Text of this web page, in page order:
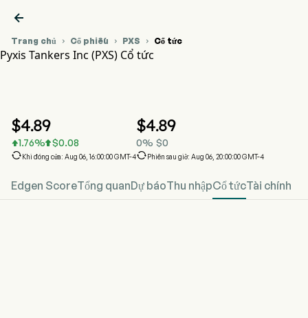

Trang chủ  Cổ phiếu  PXS  Cổ tức
Pyxis Tankers Inc (PXS) Cổ tức
$4.89
1.76% $0.08
Khi đóng cửa: Aug 06, 16:00:00 GMT-4
$4.89
0% $0
Phiên sau giờ: Aug 06, 20:00:00 GMT-4
Edgen ScoreTổng quanDự báoThu nhậpCổ tứcTài chính